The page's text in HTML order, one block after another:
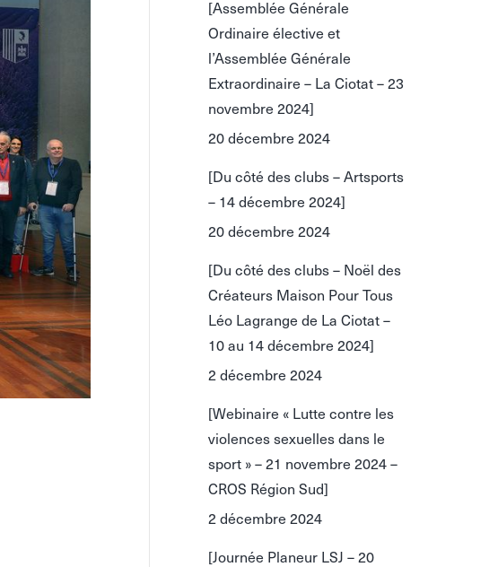
[Assemblée Générale
Ordinaire élective et
l’Assemblée Générale
Extraordinaire – La Ciotat – 23
novembre 2024]
20 décembre 2024
[Du côté des clubs – Artsports
– 14 décembre 2024]
20 décembre 2024
[Du côté des clubs – Noël des
Créateurs Maison Pour Tous
Léo Lagrange de La Ciotat –
10 au 14 décembre 2024]
2 décembre 2024
[Webinaire « Lutte contre les
violences sexuelles dans le
sport » – 21 novembre 2024 –
CROS Région Sud]
2 décembre 2024
[Journée Planeur LSJ – 20